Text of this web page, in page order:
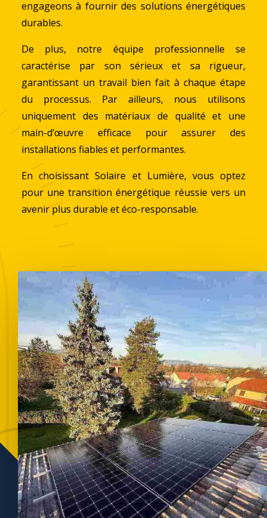
engageons à fournir des solutions énergétiques
durables.
De plus, notre équipe professionnelle se
caractérise par son sérieux et sa rigueur,
garantissant un travail bien fait à chaque étape
du processus. Par ailleurs, nous utilisons
uniquement des matériaux de qualité et une
main-d’œuvre efficace pour assurer des
installations fiables et performantes.
En choisissant Solaire et Lumière, vous optez
pour une transition énergétique réussie vers un
avenir plus durable et éco-responsable.